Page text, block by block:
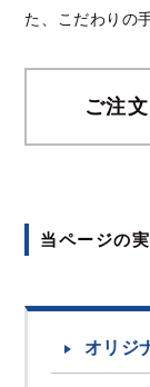
た、こだわりの
ご注
当ページの
オリジ